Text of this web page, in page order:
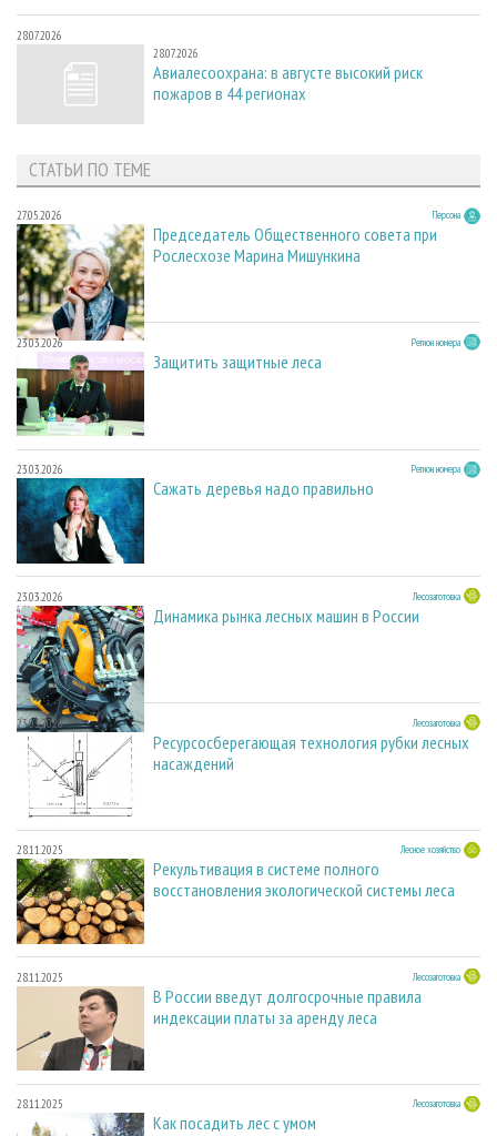
28.07.2026
28.07.2026
Авиалесоохрана: в августе высокий риск
пожаров в 44 регионах
СТАТЬИ ПО ТЕМЕ
27.05.2026 Персона
Председатель Общественного совета при
Рослесхозе Марина Мишункина
23.03.2026 Регион номера
Защитить защитные леса
23.03.2026 Регион номера
Сажать деревья надо правильно
23.03.2026 Лесозаготовка
Динамика рынка лесных машин в России
23.03.2026 Лесозаготовка
Ресурсосберегающая технология рубки лесных
насаждений
28.11.2025 Лесное хозяйство
Рекультивация в системе полного
восстановления экологической системы леса
28.11.2025 Лесозаготовка
В России введут долгосрочные правила
индексации платы за аренду леса
28.11.2025 Лесозаготовка
Как посадить лес с умом